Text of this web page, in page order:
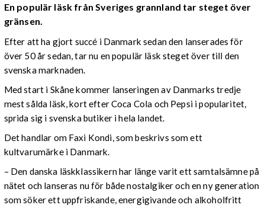
En populär läsk från Sveriges grannland tar steget över
gränsen.
Efter att ha gjort succé i Danmark sedan den lanserades för
över 50 år sedan, tar nu en populär läsk steget över till den
svenska marknaden.
Med start i Skåne kommer lanseringen av Danmarks tredje
mest sålda läsk, kort efter Coca Cola och Pepsi i popularitet,
sprida sig i svenska butiker i hela landet.
Det handlar om Faxi Kondi, som beskrivs som ett
kultvarumärke i Danmark.
– Den danska läskklassikern har länge varit ett samtalsämne på
nätet och lanseras nu för både nostalgiker och en ny generation
som söker ett uppfriskande, energigivande och alkoholfritt